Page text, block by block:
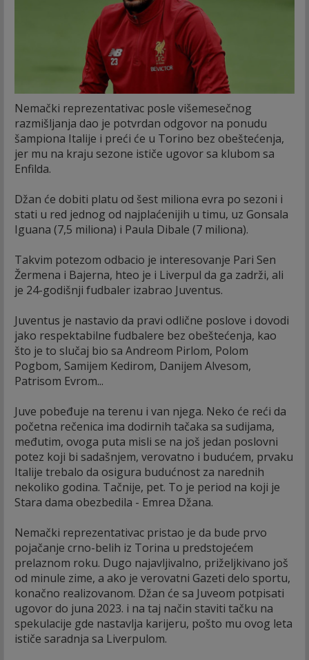
Nemački reprezentativac posle višemesečnog
razmišljanja dao je potvrdan odgovor na ponudu
šampiona Italije i preći će u Torino bez obeštećenja,
jer mu na kraju sezone ističe ugovor sa klubom sa
Enfilda.
Džan će dobiti platu od šest miliona evra po sezoni i
stati u red jednog od najplaćenijih u timu, uz Gonsala
Iguana (7,5 miliona) i Paula Dibale (7 miliona).
Takvim potezom odbacio je interesovanje Pari Sen
Žermena i Bajerna, hteo je i Liverpul da ga zadrži, ali
je 24-godišnji fudbaler izabrao Juventus.
Juventus je nastavio da pravi odlične poslove i dovodi
jako respektabilne fudbalere bez obeštećenja, kao
što je to slučaj bio sa Andreom Pirlom, Polom
Pogbom, Samijem Kedirom, Danijem Alvesom,
Patrisom Evrom...
Juve pobeđuje na terenu i van njega. Neko će reći da
početna rečenica ima dodirnih tačaka sa sudijama,
međutim, ovoga puta misli se na još jedan poslovni
potez koji bi sadašnjem, verovatno i budućem, prvaku
Italije trebalo da osigura budućnost za narednih
nekoliko godina. Tačnije, pet. To je period na koji je
Stara dama obezbedila - Emrea Džana.
Nemački reprezentativac pristao je da bude prvo
pojačanje crno-belih iz Torina u predstojećem
prelaznom roku. Dugo najavljivalno, priželjkivano još
od minule zime, a ako je verovatni Gazeti delo sportu,
konačno realizovanom. Džan će sa Juveom potpisati
ugovor do juna 2023. i na taj način staviti tačku na
spekulacije gde nastavlja karijeru, pošto mu ovog leta
ističe saradnja sa Liverpulom.